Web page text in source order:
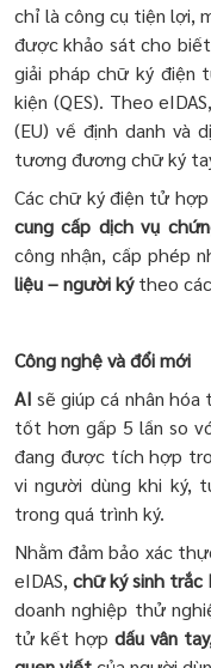
chỉ là công cụ tiện lợi,
được khảo sát cho
giải pháp chữ ký điện
kiện (QES). Theo
(EU) về định danh và
tương đương chữ ký
Các chữ ký điện tử
cung cấp dịch vụ
công nhận, cấp phép
liệu – người kýtheo
Công nghệ và đổi mới
AIsẽ giúp cá nhân hóa
tốt hơn gấp 5 lần so
đang được tích hợp
vi người dùng khi ký,
trong quá trình ký.
Nhằm đảm bảo xác
eIDAS,chữ ký sinh trắc
doanh nghiệp thử
tử kết hợp dấu vân